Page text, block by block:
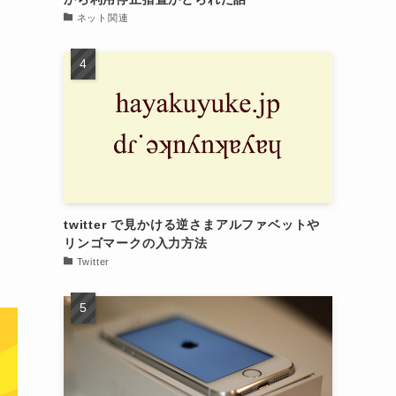
ネット関連
twitter で見かける逆さまアルファベットや
リンゴマークの入力方法
Twitter